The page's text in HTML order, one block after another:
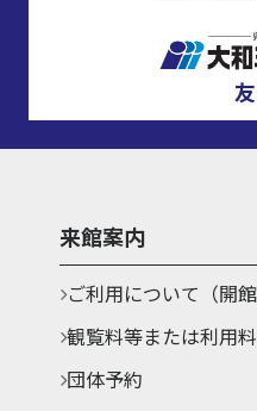
来館案内
ご利用について（開
観覧料等または利用
団体予約